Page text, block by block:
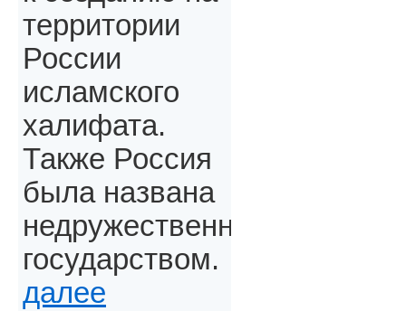
территории
России
исламского
халифата.
Также Россия
была названа
недружественным
государством.
далее